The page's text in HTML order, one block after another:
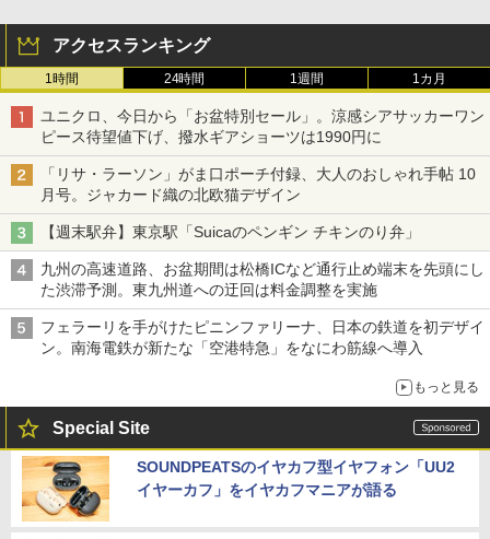
アクセスランキング
1時間 24時間 1週間 1カ月
ユニクロ、今日から「お盆特別セール」。涼感シアサッカーワン
ピース待望値下げ、撥水ギアショーツは1990円に
「リサ・ラーソン」がま口ポーチ付録、大人のおしゃれ手帖 10
月号。ジャカード織の北欧猫デザイン
【週末駅弁】東京駅「Suicaのペンギン チキンのり弁」
九州の高速道路、お盆期間は松橋ICなど通行止め端末を先頭にし
た渋滞予測。東九州道への迂回は料金調整を実施
フェラーリを手がけたピニンファリーナ、日本の鉄道を初デザイ
ン。南海電鉄が新たな「空港特急」をなにわ筋線へ導入
もっと見る
Special Site
SOUNDPEATSのイヤカフ型イヤフォン「UU2
イヤーカフ」をイヤカフマニアが語る